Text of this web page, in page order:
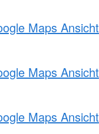
Maps Ansicht
Maps Ansicht
Maps Ansicht